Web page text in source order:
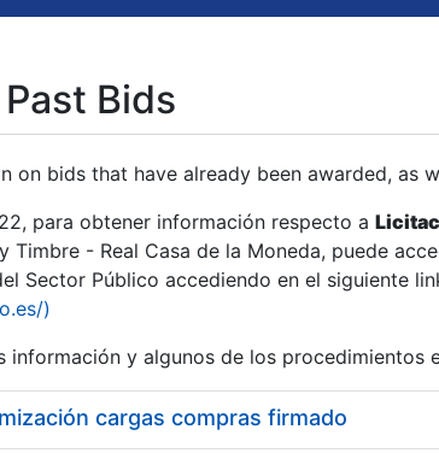
Bids
on bids that have already been awarded, as
para obtener información respecto a
Timbre - Real Casa de la Moneda, puede
Sector Público accediendo en el siguiente
)
información y algunos de los procedimientos
cargas compras firmado